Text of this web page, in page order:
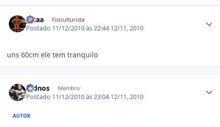
jucaa Fisiculturista
Postado 11/12/2010 às 22:44 12/11, 2010
uns 60cm ele tem tranquilo
rednos Membro
Postado 11/12/2010 às 23:04 12/11, 2010
AUTOR